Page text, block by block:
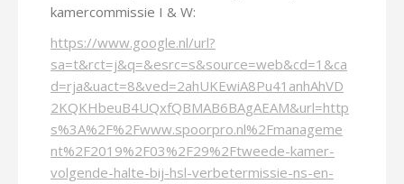
kamercommissie I & W:
https://www.google.nl/url?
sa=t&rct=j&q=&esrc=s&source=web&cd=1&ca
d=rja&uact=8&ved=2ahUKEwiA8Pu41anhAhVD
2KQKHbeuB4UQxfQBMAB6BAgAEAM&url=http
s%3A%2F%2Fwww.spoorpro.nl%2Fmanageme
nt%2F2019%2F03%2F29%2Ftweede-kamer-
volgende-halte-bij-hsl-verbetermissie-ns-en-